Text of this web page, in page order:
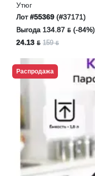
Утюг
Лот#55369 (#37171)
Выгода 134.87 ƃ (-84%)
24.13 ƃ 159 ƃ
Распродажа